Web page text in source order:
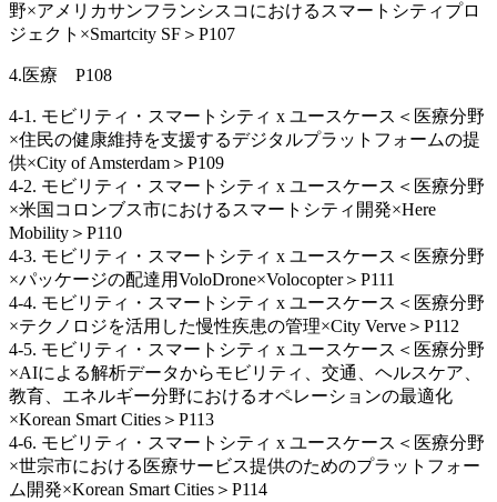
野×アメリカサンフランシスコにおけるスマートシティプロ
ジェクト×Smartcity SF＞P107
4.医療 P108
4-1. モビリティ・スマートシティ x ユースケース＜医療分野
×住民の健康維持を支援するデジタルプラットフォームの提
供×City of Amsterdam＞P109
4‐2. モビリティ・スマートシティ x ユースケース＜医療分野
×米国コロンブス市におけるスマートシティ開発×Here
Mobility＞P110
4-3. モビリティ・スマートシティ x ユースケース＜医療分野
×パッケージの配達用VoloDrone×Volocopter＞P111
4-4. モビリティ・スマートシティ x ユースケース＜医療分野
×テクノロジを活用した慢性疾患の管理×City Verve＞P112
4-5. モビリティ・スマートシティ x ユースケース＜医療分野
×AIによる解析データからモビリティ、交通、ヘルスケア、
教育、エネルギー分野におけるオペレーションの最適化
×Korean Smart Cities＞P113
4-6. モビリティ・スマートシティ x ユースケース＜医療分野
×世宗市における医療サービス提供のためのプラットフォー
ム開発×Korean Smart Cities＞P114